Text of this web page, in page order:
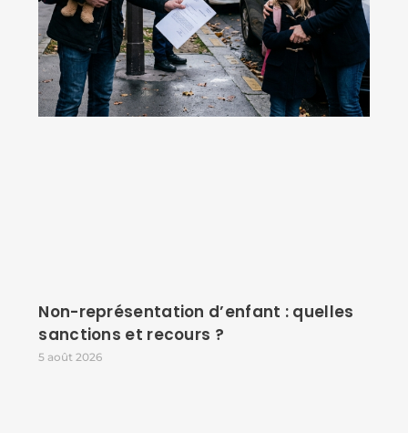
Non-représentation d’enfant : quelles
sanctions et recours ?
5 août 2026